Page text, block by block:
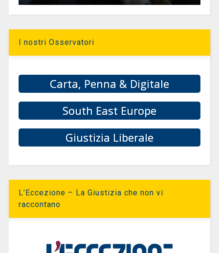
I nostri Osservatori
Carta, Penna & Digitale
South East Europe
Giustizia Liberale
L’Eccezione – La Giustizia che non vi
raccontano